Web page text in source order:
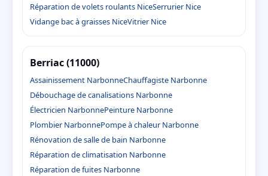
Réparation de volets roulants NiceSerrurier Nice
Vidange bac à graisses NiceVitrier Nice
Berriac (11000)
Assainissement NarbonneChauffagiste Narbonne
Débouchage de canalisations Narbonne
Électricien NarbonnePeinture Narbonne
Plombier NarbonnePompe à chaleur Narbonne
Rénovation de salle de bain Narbonne
Réparation de climatisation Narbonne
Réparation de fuites Narbonne